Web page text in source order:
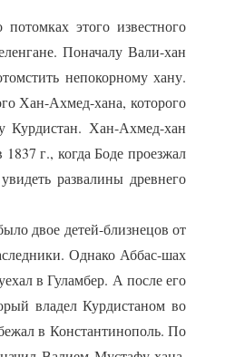
этого известного
Поначалу Вали-хан
непокорному хану.
Хан-Ахмед-хана, которого
Курдистан. Хан-Ахмед-хан
г., когда Боде проезжал
развалины древнего
двое детей-близнецов от
Однако Аббас-шах
в Гуламбер. А после его
владел Курдистаном во
в Константинополь. По